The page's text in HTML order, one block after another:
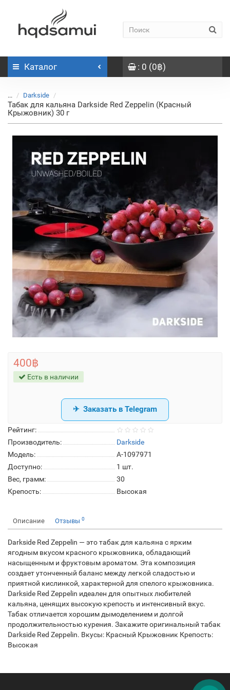
Каталог : 0 (0฿)
... Darkside
Табак для кальяна Darkside Red Zeppelin (Красный
Крыжовник) 30 г
Рейтинг:
Производитель:
Darkside
Модель:
A-1097971
Доступно:
1 шт.
Вес, грамм:
30
Крепость:
Высокая
400฿
Есть в наличии
Заказать в Telegram
Описание Отзывы 0
Darkside Red Zeppelin — это табак для кальяна с ярким
ягодным вкусом красного крыжовника, обладающий
насыщенным и фруктовым ароматом. Эта композиция
создает утонченный баланс между легкой сладостью и
приятной кислинкой, характерной для спелого крыжовника.
Darkside Red Zeppelin идеален для опытных любителей
кальяна, ценящих высокую крепость и интенсивный вкус.
Табак отличается хорошим дымоделением и долгой
продолжительностью курения. Закажите оригинальный табак
Darkside Red Zeppelin. Вкусы: Красный Крыжовник Крепость:
Высокая